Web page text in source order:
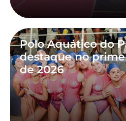
Polo Aquático do
destaque no
de 2026